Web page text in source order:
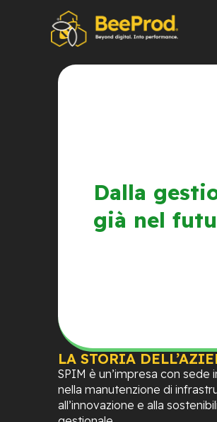
Dalla
già nel
LA STORIA
SPIM è un’impresa con sede
nella manutenzione di
all’innovazione e alla